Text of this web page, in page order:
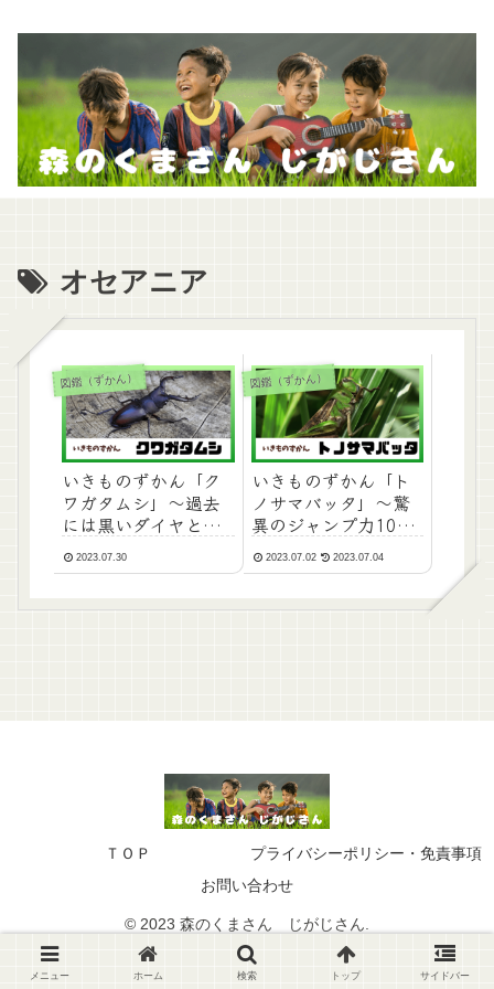
オセアニア
図鑑（ずかん）
いきものずかん「ク
ワガタムシ」～過去
には黒いダイヤと呼
ばれたことも！？～
2023.07.30
図鑑（ずかん）
いきものずかん「ト
ノサマバッタ」～驚
異のジャンプ力100
ｍ！～
2023.07.02 2023.07.04
ＴＯＰ
プライバシーポリシー・免責事項
お問い合わせ
© 2023 森のくまさん じがじさん.
メニュー ホーム 検索 トップ サイドバー